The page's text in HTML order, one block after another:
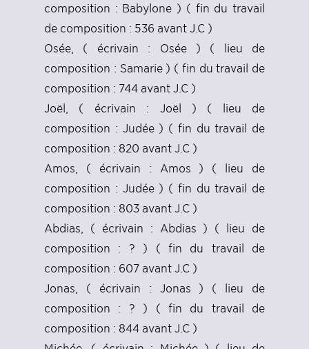
composition : Babylone ) ( fin du travail
de composition : 536 avant J.C )
Osée, ( écrivain : Osée ) ( lieu de
composition : Samarie ) ( fin du travail de
composition : 744 avant J.C )
Joël, ( écrivain : Joël ) ( lieu de
composition : Judée ) ( fin du travail de
composition : 820 avant J.C )
Amos, ( écrivain : Amos ) ( lieu de
composition : Judée ) ( fin du travail de
composition : 803 avant J.C )
Abdias, ( écrivain : Abdias ) ( lieu de
composition : ? ) ( fin du travail de
composition : 607 avant J.C )
Jonas, ( écrivain : Jonas ) ( lieu de
composition : ? ) ( fin du travail de
composition : 844 avant J.C )